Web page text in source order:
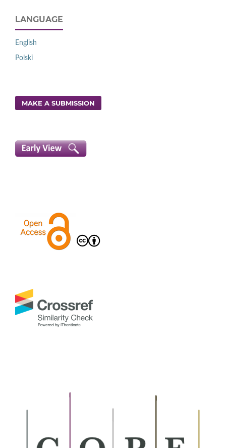
LANGUAGE
English
Polski
MAKE A SUBMISSION